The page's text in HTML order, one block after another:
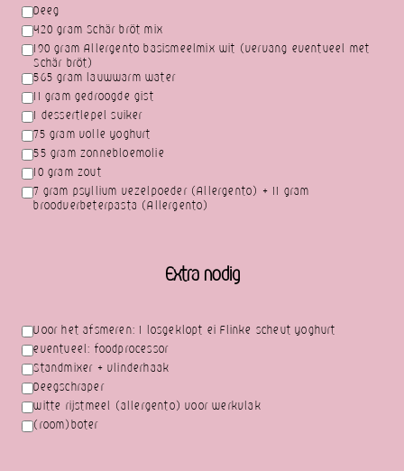
Deeg
420 gram Schär bröt mix
190 gram Allergento basismeelmix wit (vervang eventueel met
Schär bröt)
565 gram lauwwarm water
11 gram gedroogde gist
1 dessertlepel suiker
75 gram volle yoghurt
55 gram zonnebloemolie
10 gram zout
7 gram psyllium vezelpoeder (Allergento) + 11 gram
broodverbeterpasta (Allergento)
Extra nodig
Voor het afsmeren: 1 losgeklopt ei Flinke scheut yoghurt
eventueel: foodprocessor
Standmixer + vlinderhaak
Deegschraper
witte rijstmeel (allergento) voor werkvlak
(room)boter